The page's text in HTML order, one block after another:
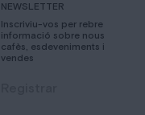
NEWSLETTER
Inscriviu-vos per rebre
informació sobre nous
cafès, esdeveniments i
vendes